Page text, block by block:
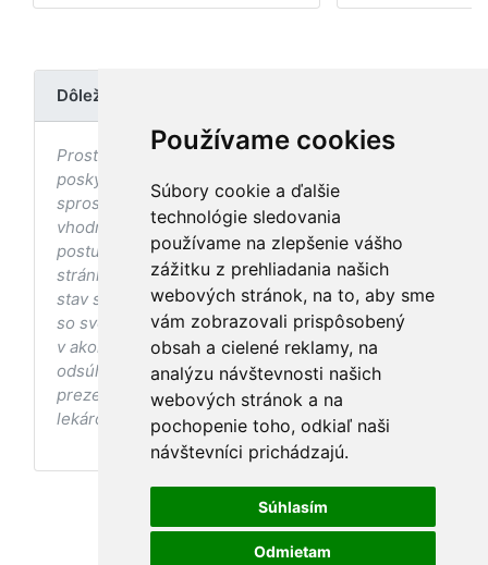
Používame cookies
Súbory cookie a ďalšie
technológie sledovania
používame na zlepšenie vášho
zážitku z prehliadania našich
webových stránok, na to, aby sme
vám zobrazovali prispôsobený
obsah a cielené reklamy, na
analýzu návštevnosti našich
webových stránok a na
pochopenie toho, odkiaľ naši
návštevníci prichádzajú.
Súhlasím
Odmietam
Dôležité upozornenie
Prostredníctvom stránky nedochádza k
poskytovaniu zdravotnej starostlivosti, ani k jej
sprostredkovaniu, ani k jej nahrádzaniu. O
vhodných postupoch v oblasti zdravia, vhodnosti
postupov a odporúčaní prezentovaných na
stránke s ohľadom na Váš zdravotný
stav sa pred ich aplikáciou vždy vopred poraďte
so svojím ošetrujúcim lekárom, a to najmä ak ste
v akomkoľvek štádiu tehotenstva. Bez
odsúhlasenia postupov a odporúčaní
prezentovaných na stránke Vaším ošetrujúcim
lekárom tieto postupy a odporúčania neaplikujte.